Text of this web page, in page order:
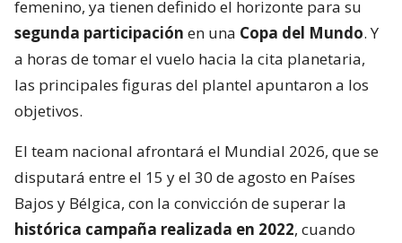
femenino, ya tienen definido el horizonte para su
segunda participación en una Copa del Mundo. Y
a horas de tomar el vuelo hacia la cita planetaria,
las principales figuras del plantel apuntaron a los
objetivos.
El team nacional afrontará el Mundial 2026, que se
disputará entre el 15 y el 30 de agosto en Países
Bajos y Bélgica, con la convicción de superar la
histórica campaña realizada en 2022, cuando